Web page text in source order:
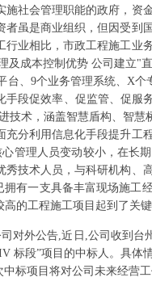
社会管理职能的政府，
虽是商业组织，但因受
行业相比，市政工程施工
及成本控制优势 公司建立
台、9个业务管理系统、X
段促效率、促监管、促
技术，涵盖智慧盾构、智
分利用信息化手段提升
管理人员变动较小，在长
技术人员，与科研机构
有一支具备丰富现场施
的工程施工项目起到了关
对外公告,近日,公司收到台
标段”项目的中标人。具
标项目将对公司未来经